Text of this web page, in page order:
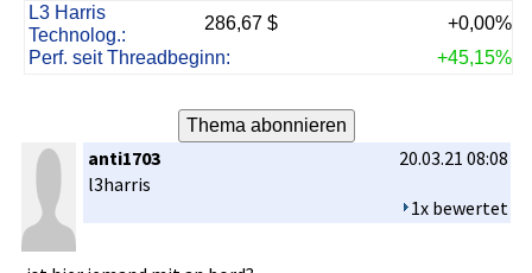
L3 Harris
Technolog.:
286,67 $
+0,00%
Perf. seit Threadbeginn:
+45,15%
anti1703 20.03.21 08:08
1x bewertet
l3harris